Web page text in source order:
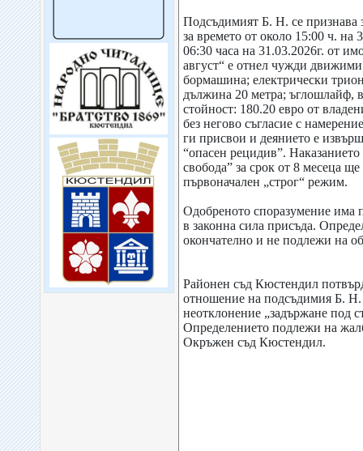
Подсъдимият Б. Н. се признава
за времето от около 15:00 ч. на
06:30 часа на 31.03.2026г. от
август“ е отнел чужди
бормашина; електрически
дължина 20 метра; ъглошлайф,
стойност: 180.20 евро от
без негово съгласие с
ги присвои и деянието е
“опасен рецидив”.
свобода” за срок от 8 месеца
първоначален „строг“ режим.
Одобреното споразумение има
в законна сила присъда.
окончателно и не подлежи на
Районен съд Кюстендил
отношение на подсъдимия Б. Н.
неотклонение „задържане под
Определението подлежи на
Окръжен съд Кюстендил.